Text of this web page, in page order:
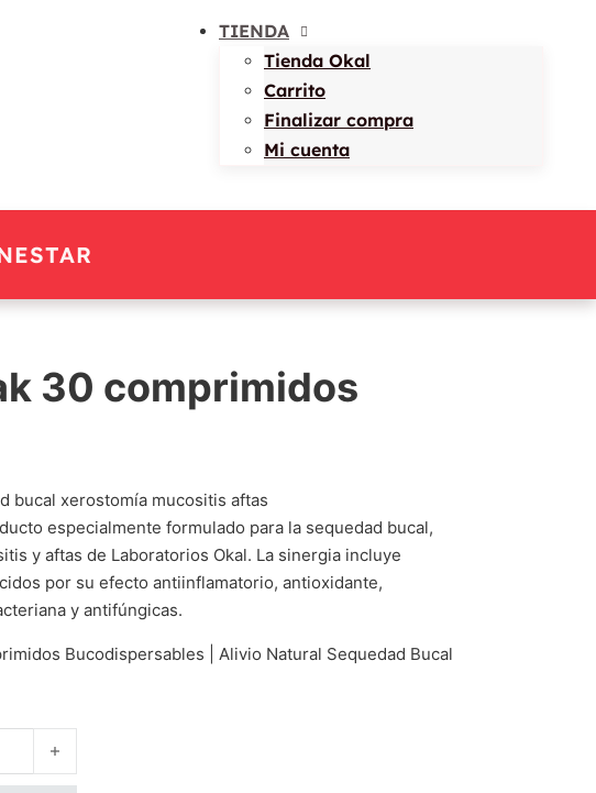
TIENDA
Tienda Okal
Carrito
Finalizar compra
Mi cuenta
30 comprimidos
bucal xerostomía mucositis aftas
especialmente formulado para la sequedad bucal,
y aftas de Laboratorios Okal. La sinergia incluye
por su efecto antiinflamatorio, antioxidante,
y antifúngicas.
Bucodispersables | Alivio Natural Sequedad Bucal
cantidad